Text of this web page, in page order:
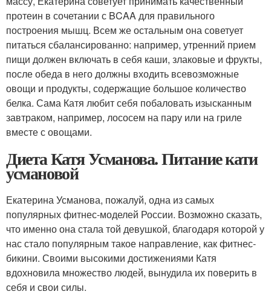
протеин в сочетании с BCAA для правильного
построения мышц. Всем же остальным она советует
питаться сбалансированно: например, утренний прием
пищи должен включать в себя каши, злаковые и фрукты,
после обеда в него должны входить всевозможные
овощи и продукты, содержащие большое количество
белка. Сама Катя любит себя побаловать изысканным
завтраком, например, лососем на пару или на гриле
вместе с овощами.
Диета Катя Усманова. Питание кати
усмановой
Екатерина Усманова, пожалуй, одна из самых
популярных фитнес-моделей России. Возможно сказать,
что именно она стала той девушкой, благодаря которой у
нас стало популярным такое направление, как фитнес-
бикини. Своими высокими достижениями Катя
вдохновила множество людей, вынудила их поверить в
себя и свои силы.